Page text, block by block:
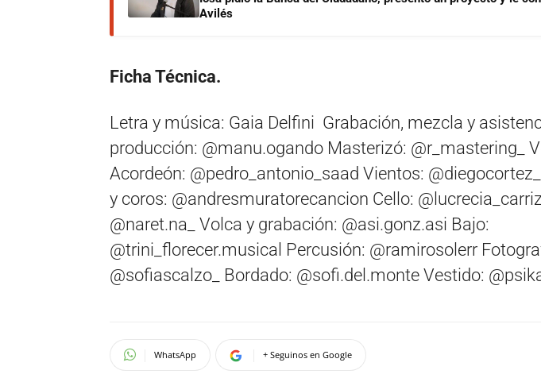
Avilés
Ficha Técnica.
Letra y música: Gaia Delfini Grabación, mezcla y
producción: @manu.ogando Masterizó: @r_mastering_
Acordeón: @pedro_antonio_saad Vientos:
y coros: @andresmuratorecancion Cello:
@naret.na_ Volca y grabación: @asi.gonz.asi Bajo:
@trini_florecer.musical Percusión: @ramirosolerr
@sofiascalzo_ Bordado: @sofi.del.monte Vestido:
WhatsApp + Seguinos en Google